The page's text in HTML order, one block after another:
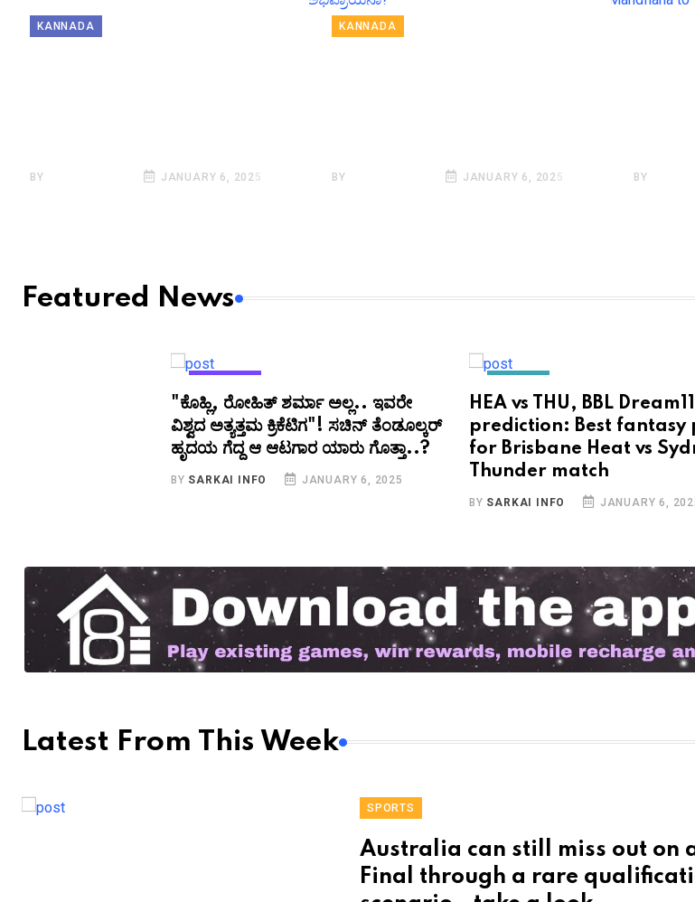
KANNADA
BY JANUARY 6, 2025
KANNADA
BY JANUARY 6, 2025 BY
Featured News
"ಕೊಹ್ಲಿ, ರೋಹಿತ್‌ ಶರ್ಮಾ ಅಲ್ಲ.. ಇವರೇ
ವಿಶ್ವದ ಅತ್ಯತ್ತಮ ಕ್ರಿಕೆಟಿಗ"! ಸಚಿನ್‌ ತೆಂಡೂಲ್ಕರ್‌
ಹೃದಯ ಗೆದ್ದ ಆ ಆಟಗಾರ ಯಾರು ಗೊತ್ತಾ..?
BY SARKAI INFO JANUARY 6, 2025
HEA vs THU, BBL Dream11
prediction: Best fantasy
for Brisbane Heat vs
Thunder match
BY SARKAI INFO JANUARY 6,
Latest From This Week
SPORTS
Australia can still miss out on
Final through a rare